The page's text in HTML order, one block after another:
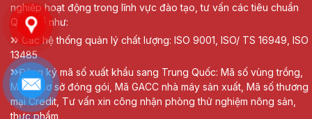
nghiệp hoạt động trong lĩnh vực đào tạo, tư vấn các tiêu chuẩn
Quốc tế như:
Các hệ thống quản lý chất lượng: ISO 9001, ISO/ TS 16949, ISO
13485
Đăng ký mã số xuất khẩu sang Trung Quốc: Mã số vùng trồng,
Mã số cơ sở đóng gói, Mã GACC nhà máy sản xuất, Mã số thương
mại Credit, Tư vấn xin công nhận phòng thử nghiệm nông sản,
thực phẩm